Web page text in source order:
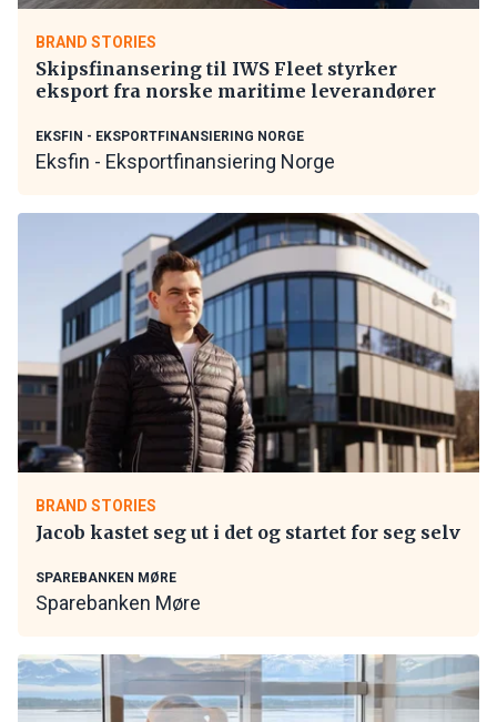
BRAND STORIES
Skipsfinansering til IWS Fleet styrker
eksport fra norske maritime leverandører
EKSFIN - EKSPORTFINANSIERING NORGE
Eksfin - Eksportfinansiering Norge
BRAND STORIES
Jacob kastet seg ut i det og startet for seg selv
SPAREBANKEN MØRE
Sparebanken Møre